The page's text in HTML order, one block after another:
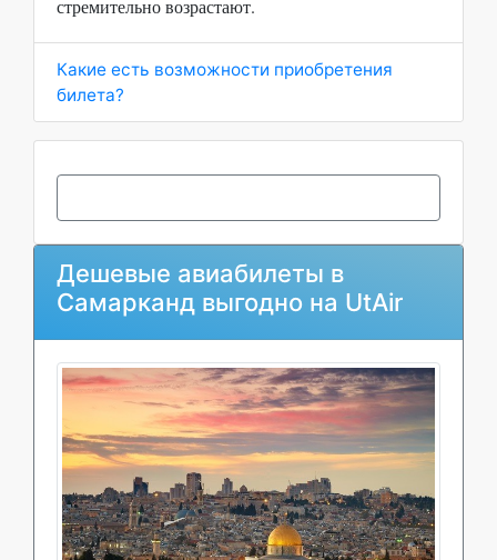
стремительно возрастают.
Какие есть возможности приобретения
билета?
Дешевые авиабилеты в
Самарканд выгодно на UtAir